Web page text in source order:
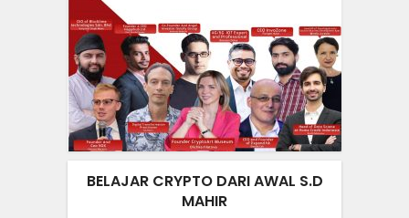
BELAJAR CRYPTO DARI AWAL S.D
MAHIR